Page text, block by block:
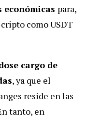
económicas para,
como USDT
cargo de
, ya que el
reside en las
tanto, en